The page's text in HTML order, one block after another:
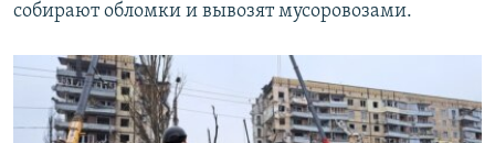
собирают обломки и вывозят мусоровозами.